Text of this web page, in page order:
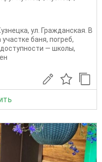
ул. Гражданская. В
баня, погреб,
— школы,